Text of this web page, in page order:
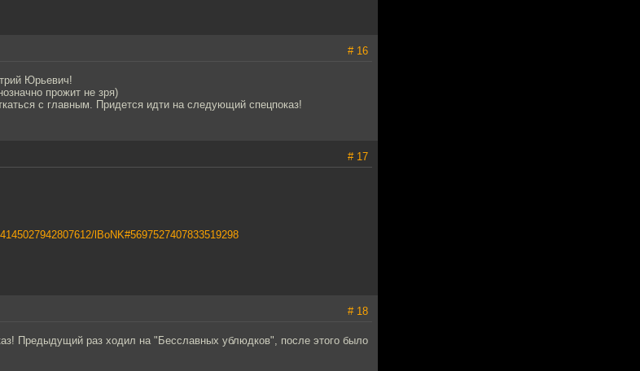
# 16
Юрьевич!
прожит не зря)
с главным. Придется идти на следующий спецпоказ!
# 17
lBoNK#5697527407833519298
# 18
Предыдущий раз ходил на "Бесславных ублюдков", после этого было